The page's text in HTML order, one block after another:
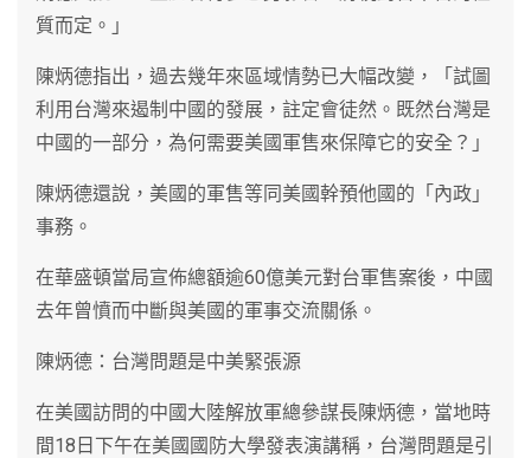
質而定。」
陳炳德指出，過去幾年來區域情勢已大幅改變，「試圖
利用台灣來遏制中國的發展，註定會徒然。既然台灣是
中國的一部分，為何需要美國軍售來保障它的安全？」
陳炳德還說，美國的軍售等同美國幹預他國的「內政」
事務。
在華盛頓當局宣佈總額逾60億美元對台軍售案後，中國
去年曾憤而中斷與美國的軍事交流關係。
陳炳德：台灣問題是中美緊張源
在美國訪問的中國大陸解放軍總參謀長陳炳德，當地時
間18日下午在美國國防大學發表演講稱，台灣問題是引